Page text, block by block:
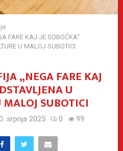
FARE KAJ JE SOBOČKA“
U MALOJ SUBOTICI
„NEGA FARE KAJ
U
SUBOTICI
srpnja 2025 0 99